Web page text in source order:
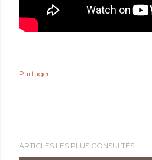
Partager
ARTICLES LES PLUS CONSULTÉS